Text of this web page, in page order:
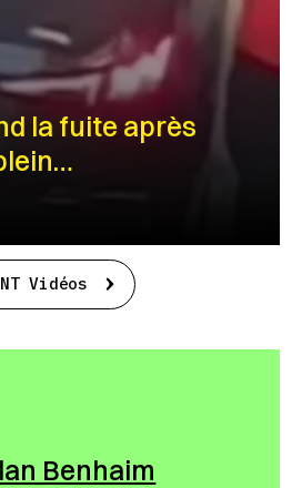
la fuite après
Vidéos
Benhaim